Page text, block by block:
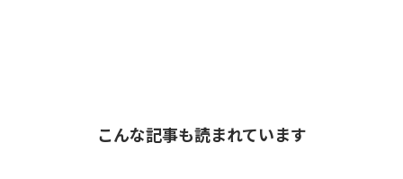
こんな記事も読まれています